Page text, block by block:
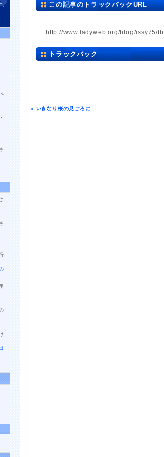
この記事のトラックバックURL
http://www.ladyweb.org/blog/issy75/
トラックバック
« いきなり桜の見ごろに…
。